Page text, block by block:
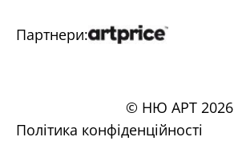
Партнери:
© НЮ АРТ 2026
Політика конфіденційності